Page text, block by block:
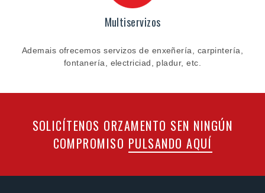
Multiservizos
Ademais ofrecemos servizos de enxeñería, carpintería,
fontanería, electriciad, pladur, etc.
SOLICÍTENOS ORZAMENTO SEN NINGÚN
COMPROMISO PULSANDO AQUÍ